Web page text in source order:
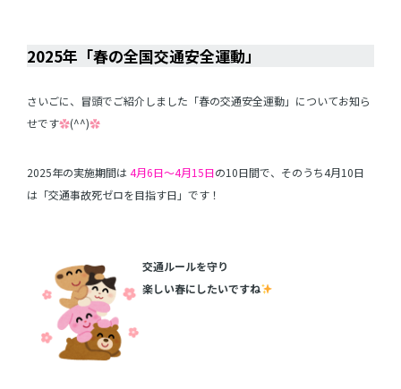
2025年「春の全国交通安全運動」
さいごに、冒頭でご紹介しました「春の交通安全運動」についてお知ら
せです✿(^^)✿
2025年の実施期間は4月6日～4月15日の10日間で、そのうち4月10日
は「交通事故死ゼロを目指す日」です！
交通ルールを守り
楽しい春にしたいですね